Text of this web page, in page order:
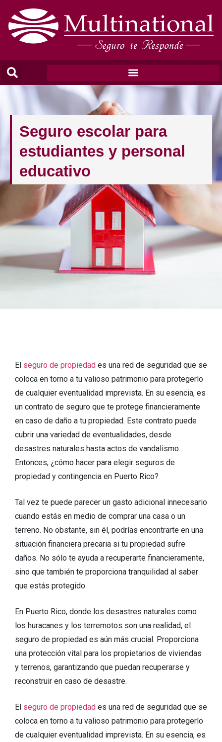
Seguro escolar para
estudiantes y personal
educativo
El seguro de propiedad es una red de seguridad que se
coloca en torno a tu valioso patrimonio para protegerlo
de cualquier eventualidad imprevista. En su esencia, es
un contrato de seguro que te protege financieramente
en caso de daño a tu propiedad. Este contrato puede
cubrir una variedad de eventualidades, desde
desastres naturales hasta actos de vandalismo.
Entonces, ¿cómo hacer para elegir seguros de
propiedad y contingencia en Puerto Rico?
Tal vez te puede parecer un gasto adicional innecesario
cuando estás en medio de comprar una casa o un
terreno. No obstante, sin él, podrías encontrarte en una
situación financiera precaria si tu propiedad sufre
daños. No sólo te ayuda a recuperarte financieramente,
sino que también te proporciona tranquilidad al saber
que estás protegido.
En Puerto Rico, donde los desastres naturales como
los huracanes y los terremotos son una realidad, el
seguro de propiedad es aún más crucial. Proporciona
una protección vital para los propietarios de viviendas
y terrenos, garantizando que puedan recuperarse y
reconstruir en caso de desastre.
El seguro de propiedad es una red de seguridad que se
coloca en torno a tu valioso patrimonio para protegerlo
de cualquier eventualidad imprevista. En su esencia, es